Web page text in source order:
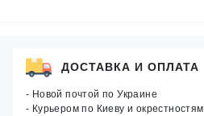
ДОСТАВКА И ОПЛАТА
- Новой почтой по Украине
- Курьером по Киеву и окрестностям